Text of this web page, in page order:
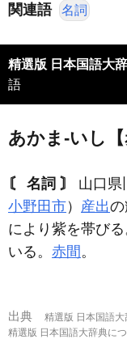
関連語 名詞
精選版 日本国語大
語
あかま‐いし【
〘 名詞 〙 山口県
小野田市） 産出
により紫を帯びる
いる。 赤間。
出典
精選版 日本国語大
精選版 日本国語大辞典